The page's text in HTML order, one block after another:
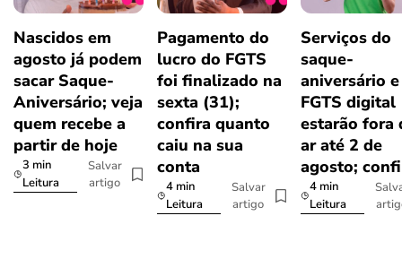
Nascidos em
agosto já podem
sacar Saque-
Aniversário; veja
quem recebe a
partir de hoje
3 min
Leitura
Salvar
artigo
Pagamento do
lucro do FGTS
foi finalizado na
sexta (31);
confira quanto
caiu na sua
conta
4 min
Leitura
Salvar
artigo
Serviços do
saque-
aniversário e
FGTS digital
estarão fora
ar até 2 de
agosto;
4 min
Leitura